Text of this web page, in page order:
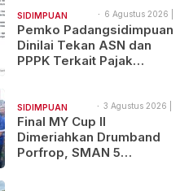
SIDIMPUAN
NAJEGES
6 Agustus 2026 |
14:21
Pemko Padangsidimpuan
Dinilai Tekan ASN dan
PPPK Terkait Pajak
SIDIMPUAN
NAJEGES
3 Agustus 2026 |
10:46
Final MY Cup II
Dimeriahkan Drumband
Porfrop, SMAN 5